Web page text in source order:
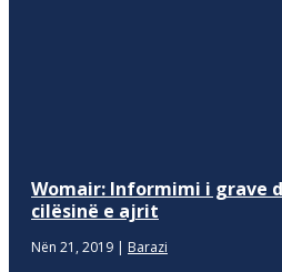
Womair: Informimi i grave
cilësinë e ajrit
Nën 21, 2019 | Barazi